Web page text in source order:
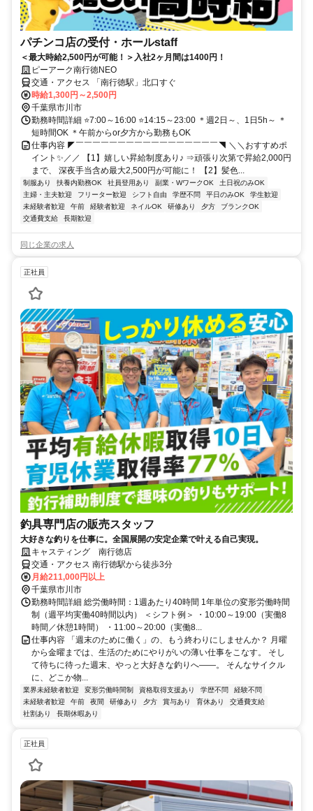
パチンコ店の受付・ホールstaff
＜最大時給2,500円が可能！＞入社2ヶ月間は1400円！
ピーアーク南行徳NEO
交通・アクセス 「南行徳駅」北口すぐ
時給1,300円～2,500円
千葉県市川市
勤務時間詳細 ⭐7:00～16:00 ⭐14:15～23:00 ＊週2日～、1日5h～ ＊
短時間OK ＊午前からor夕方から勤務もOK
仕事内容 ◤￣￣￣￣￣￣￣￣￣￣￣￣￣￣￣￣￣◥ ＼＼おすすめポ
イント✨／／ 【1】嬉しい昇給制度あり♪ ⇒頑張り次第で昇給2,000円
まで、 深夜手当含め最大2,500円が可能に！ 【2】髪色...
制服あり 扶養内勤務OK 社員登用あり 副業・WワークOK
土日祝のみOK
主婦・主夫歓迎
フリーター歓迎 シフト自由 学歴不問 平日のみOK
学生歓迎
未経験者歓迎
午前 経験者歓迎 ネイルOK 研修あり 夕方
ブランクOK
交通費支給
長期歓迎
同じ企業の求人
正社員
釣具専門店の販売スタッフ
大好きな釣りを仕事に。全国展開の安定企業で叶える自己実現。
キャスティング 南行徳店
交通・アクセス 南行徳駅から徒歩3分
月給211,000円以上
千葉県市川市
勤務時間詳細 総労働時間：1週あたり40時間 1年単位の変形労働時間
制（週平均実働40時間以内） ＜シフト例＞ ・10:00～19:00（実働8
時間／休憩1時間） ・11:00～20:00（実働8...
仕事内容 「週末のために働く」の、もう終わりにしませんか？ 月曜
から金曜までは、生活のためにやりがいの薄い仕事をこなす。 そし
て待ちに待った週末、やっと大好きな釣りへ——。 そんなサイクル
に、どこか物...
業界未経験者歓迎 変形労働時間制 資格取得支援あり 学歴不問
経験不問
未経験者歓迎
午前 夜間 研修あり 夕方 賞与あり 育休あり
交通費支給
社割あり
長期休暇あり
正社員